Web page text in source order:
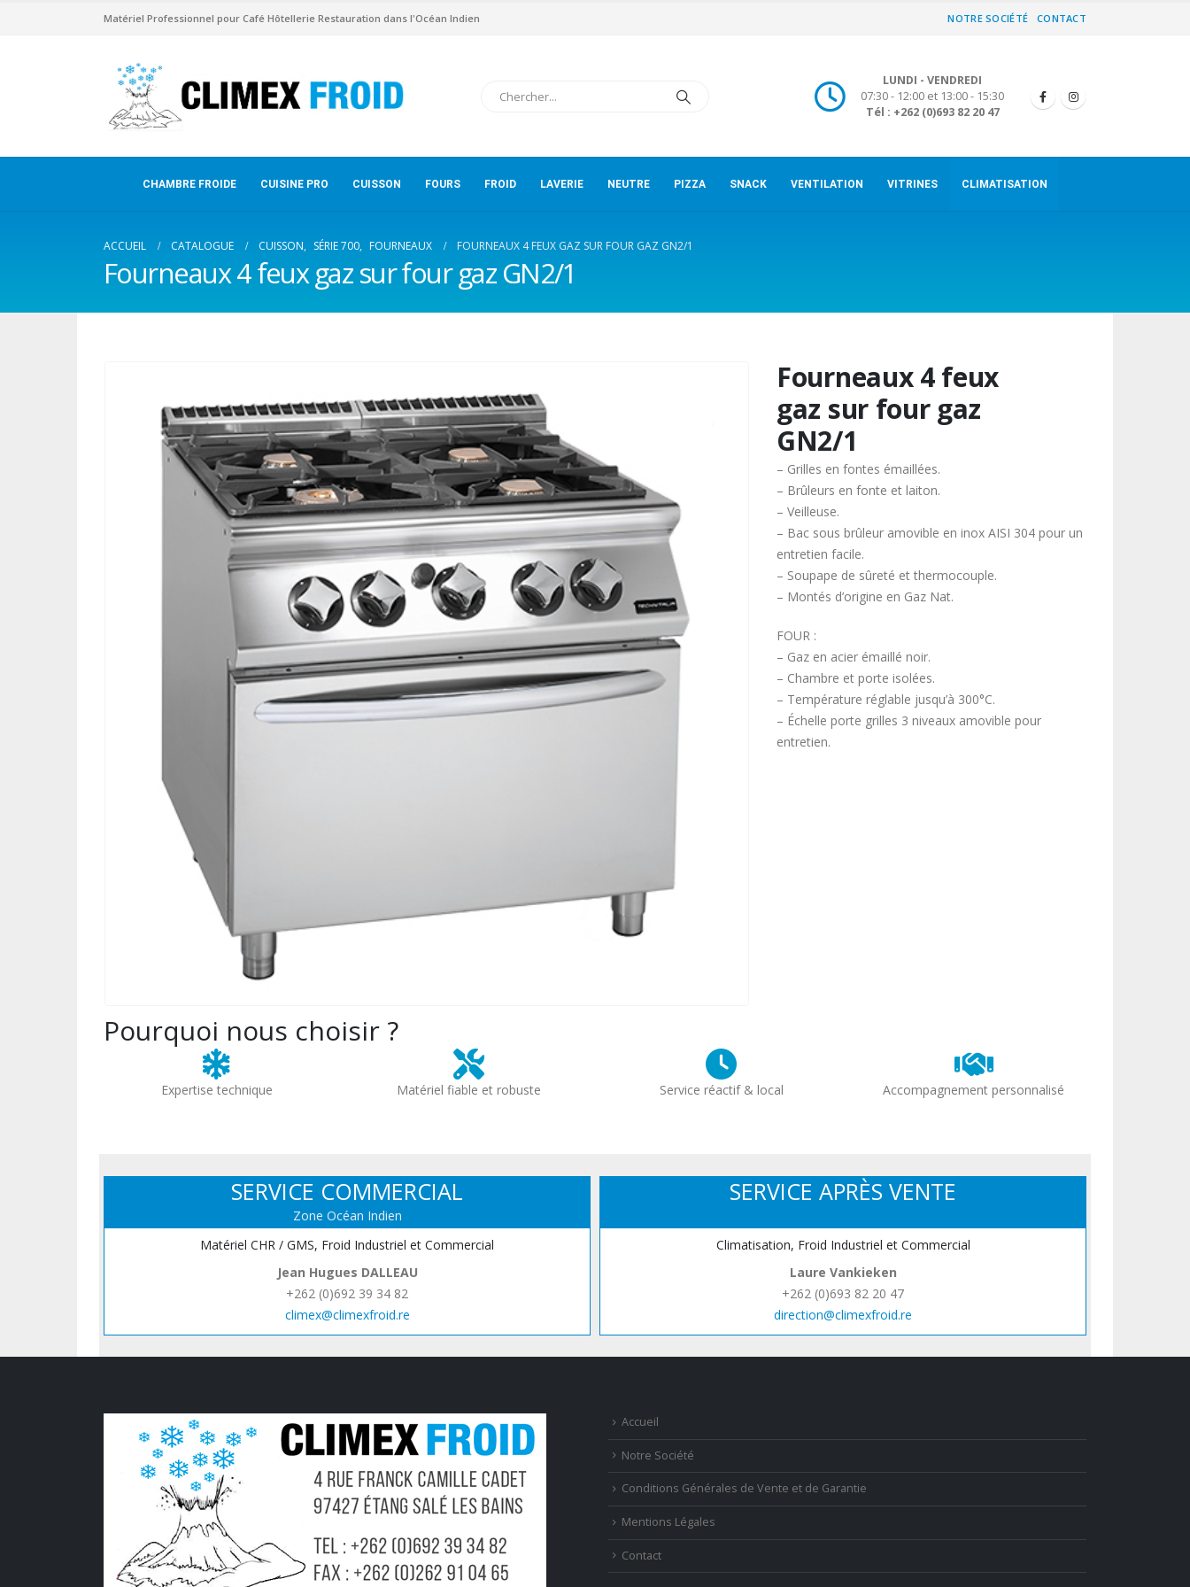
Matériel Professionnel pour Café Hôtellerie Restauration dans l'Océan Indien NOTRE SOCIÉTÉ CONTACT
LUNDI - VENDREDI
07:30 - 12:00 et 13:00 - 15:30
Tél : +262 (0)693 82 20 47
CHAMBRE FROIDE CUISINE PRO CUISSON FOURS FROID LAVERIE NEUTRE PIZZA SNACK VENTILATION VITRINES CLIMATISATION
ACCUEIL CATALOGUE CUISSON, SÉRIE 700, FOURNEAUX FOURNEAUX 4 FEUX GAZ SUR FOUR GAZ GN2/1
Fourneaux 4 feux gaz sur four gaz GN2/1
Fourneaux 4 feux
gaz sur four gaz
GN2/1
– Grilles en fontes émaillées.
– Brûleurs en fonte et laiton.
– Veilleuse.
– Bac sous brûleur amovible en inox AISI 304 pour un
entretien facile.
– Soupape de sûreté et thermocouple.
– Montés d’origine en Gaz Nat.
FOUR :
– Gaz en acier émaillé noir.
– Chambre et porte isolées.
– Température réglable jusqu’à 300°C.
– Échelle porte grilles 3 niveaux amovible pour
entretien.
Pourquoi nous choisir ?
Expertise technique Matériel fiable et robuste Service réactif & local Accompagnement personnalisé
SERVICE COMMERCIAL
Zone Océan Indien
Matériel CHR / GMS, Froid Industriel et Commercial
Jean Hugues DALLEAU
+262 (0)692 39 34 82
climex@climexfroid.re
SERVICE APRÈS VENTE
Climatisation, Froid Industriel et Commercial
Laure Vankieken
+262 (0)693 82 20 47
direction@climexfroid.re
Accueil
Notre Société
Conditions Générales de Vente et de Garantie
Mentions Légales
Contact